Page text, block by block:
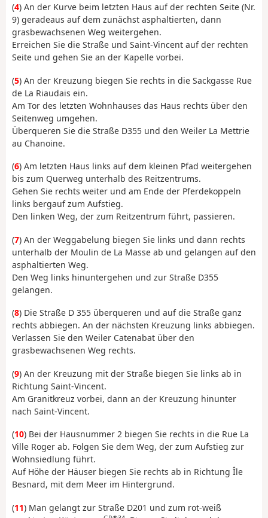
(4) An der Kurve beim letzten Haus auf der rechten Seite (Nr.
9) geradeaus auf dem zunächst asphaltierten, dann
grasbewachsenen Weg weitergehen.
Erreichen Sie die Straße und Saint-Vincent auf der rechten
Seite und gehen Sie an der Kapelle vorbei.
(5) An der Kreuzung biegen Sie rechts in die Sackgasse Rue
de La Riaudais ein.
Am Tor des letzten Wohnhauses das Haus rechts über den
Seitenweg umgehen.
Überqueren Sie die Straße D355 und den Weiler La Mettrie
au Chanoine.
(6) Am letzten Haus links auf dem kleinen Pfad weitergehen
bis zum Querweg unterhalb des Reitzentrums.
Gehen Sie rechts weiter und am Ende der Pferdekoppeln
links bergauf zum Aufstieg.
Den linken Weg, der zum Reitzentrum führt, passieren.
(7) An der Weggabelung biegen Sie links und dann rechts
unterhalb der Moulin de La Masse ab und gelangen auf den
asphaltierten Weg.
Den Weg links hinuntergehen und zur Straße D355
gelangen.
(8) Die Straße D 355 überqueren und auf die Straße ganz
rechts abbiegen. An der nächsten Kreuzung links abbiegen.
Verlassen Sie den Weiler Catenabat über den
grasbewachsenen Weg rechts.
(9) An der Kreuzung mit der Straße biegen Sie links ab in
Richtung Saint-Vincent.
Am Granitkreuz vorbei, dann an der Kreuzung hinunter
nach Saint-Vincent.
(10) Bei der Hausnummer 2 biegen Sie rechts in die Rue La
Ville Roger ab. Folgen Sie dem Weg, der zum Aufstieg zur
Wohnsiedlung führt.
Auf Höhe der Häuser biegen Sie rechts ab in Richtung Île
Besnard, mit dem Meer im Hintergrund.
(11) Man gelangt zur Straße D201 und zum rot-weiß